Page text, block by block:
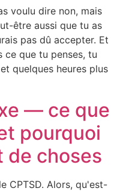
voulu dire non, mais
être aussi que tu as
pas dû accepter. Et
ce que tu penses, tu
quelques heures plus
— ce que
pourquoi
de choses
CPTSD. Alors, qu'est-